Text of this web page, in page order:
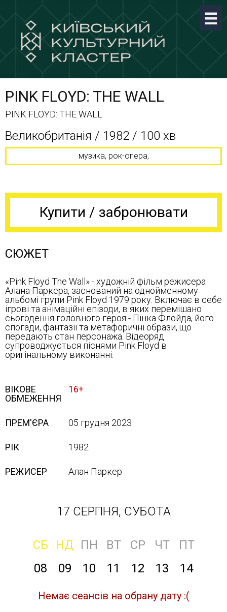
PINK FLOYD: THE WALL
PINK FLOYD: THE WALL
Великобританія / 1982 / 100 хв
музика, рок-опера,
Купити / забронювати
СЮЖЕТ
«Pink Floyd The Wall» - художній фільм режисера
Алана Паркера, заснований на однойменному
альбомі групи Pink Floyd 1979 року. Включає в себе
ігрові та анімаційні епізоди, в яких перемішано
сьогодення головного героя - Пінка Флойда, його
спогади, фантазії та метафоричні образи, що
передають стан персонажа. Відеоряд
супроводжується піснями Pink Floyd в
оригінальному виконанні.
ВІКОВЕ
ОБМЕЖЕННЯ
16+
ПРЕМ'ЄРА 05 грудня 2023
РІК 1982
РЕЖИСЕР Алан Паркер
17 СЕРПНЯ, СУБОТА
СБ НД ПН ВТ СР ЧТ
ПТ
08
09 10 11 12 13 14
Немає сеансів на обрану дату :(